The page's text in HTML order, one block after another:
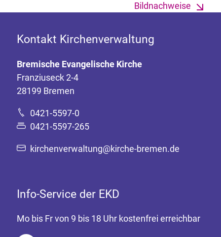
Bildnachweise
Kontakt Kirchenverwaltung
Bremische Evangelische Kirche
Franziuseck 2-4
28199 Bremen
0421-5597-0
0421-5597-265
kirchenverwaltung@kirche-bremen.de
Info-Service der EKD
Mo bis Fr von 9 bis 18 Uhr kostenfrei erreichbar